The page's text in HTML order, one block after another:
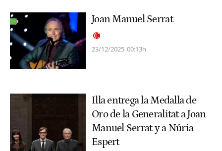
Joan Manuel Serrat
23/12/2025 00:13h
Illa entrega la Medalla de
Oro de la Generalitat a Joan
Manuel Serrat y a Núria
Espert